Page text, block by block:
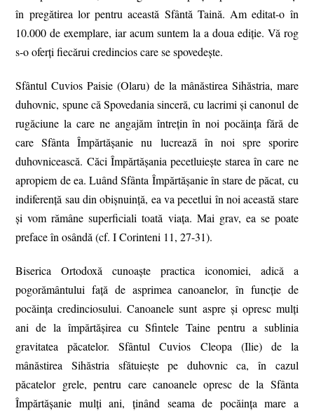
în pregătirea lor pentru această Sfântă Taină. Am editat-o în
10.000 de exemplare, iar acum suntem la a doua ediție. Vă rog
s-o oferți fiecărui credincios care se spovedește.
Sfântul Cuvios Paisie (Olaru) de la mânăstirea Sihăstria, mare
duhovnic, spune că Spovedania sinceră, cu lacrimi și canonul de
rugăciune la care ne angajăm întrețin în noi pocăința fără de
care Sfânta Împărtășanie nu lucrează în noi spre sporire
duhovnicească. Căci Împărtășania pecetluiește starea în care ne
apropiem de ea. Luând Sfânta Împărtășanie în stare de păcat, cu
indiferență sau din obișnuință, ea va pecetlui în noi această stare
și vom rămâne superficiali toată viața. Mai grav, ea se poate
preface în osândă (cf. I Corinteni 11, 27-31).
Biserica Ortodoxă cunoaște practica iconomiei, adică a
pogorământului față de asprimea canoanelor, în funcție de
pocăința credinciosului. Canoanele sunt aspre și opresc mulți
ani de la împărtășirea cu Sfintele Taine pentru a sublinia
gravitatea păcatelor. Sfântul Cuvios Cleopa (Ilie) de la
mânăstirea Sihăstria sfătuiește pe duhovnic ca, în cazul
păcatelor grele, pentru care canoanele opresc de la Sfânta
Împărtășanie mulți ani, ținând seama de pocăința mare a